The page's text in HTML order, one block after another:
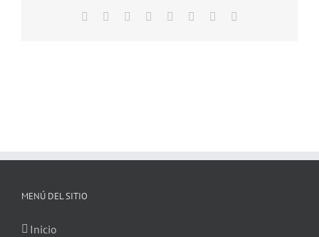
Facebook Reddit LinkedIn
TumblrPinterest
MENÚ DEL SITIO
Inicio